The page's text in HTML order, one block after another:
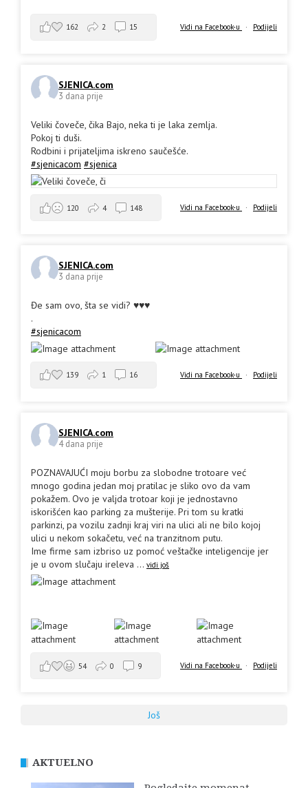
Vidi na Facebook-u · Podijeli
162 2 15
SJENICA.com
3 dana prije
Veliki čoveče, čika Bajo, neka ti je laka zemlja.
Pokoj ti duši.
Rodbini i prijateljima iskreno saučešće.
#sjenicacom #sjenica
Vidi na Facebook-u · Podijeli
120 4 148
SJENICA.com
3 dana prije
Đe sam ovo, šta se vidi? ♥️♥️♥️
.
#sjenicacom
Vidi na Facebook-u · Podijeli
139 1 16
SJENICA.com
4 dana prije
POZNAVAJUĆI moju borbu za slobodne trotoare već
mnogo godina jedan moj pratilac je sliko ovo da vam
pokažem. Ovo je valjda trotoar koji je jednostavno
iskorišćen kao parking za mušterije. Pri tom su kratki
parkinzi, pa vozilu zadnji kraj viri na ulici ali ne bilo kojoj
ulici u nekom sokačetu, već na tranzitnom putu.
Ime firme sam izbriso uz pomoć veštačke inteligencije jer
je u ovom slučaju ireleva ... vidi još
Vidi na Facebook-u · Podijeli
54 0 9
Još
AKTUELNO